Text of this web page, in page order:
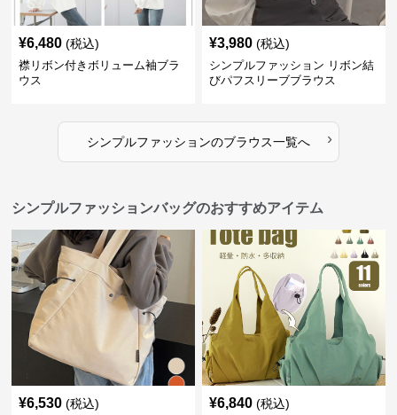
¥6,480 (税込)
襟リボン付きボリューム袖ブラ
ウス
¥3,980 (税込)
シンプルファッション リボン結
びパフスリーブブラウス
シンプルファッションのブラウス一覧へ ›
シンプルファッションバッグのおすすめアイテム
¥6,530 (税込) ¥6,840 (税込)